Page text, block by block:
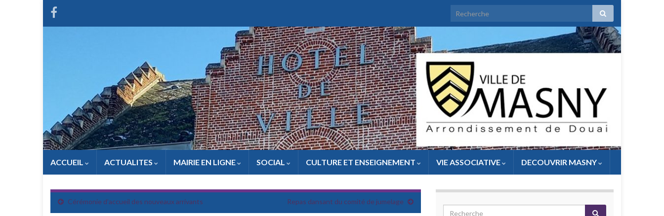
ACCUEIL ACTUALITES MAIRIE EN LIGNE SOCIAL CULTURE ET ENSEIGNEMENT VIE ASSOCIATIVE DECOUVRIR MASNY
Cérémonie d’accueil des nouveaux arrivants Repas dansant du comité de jumelage